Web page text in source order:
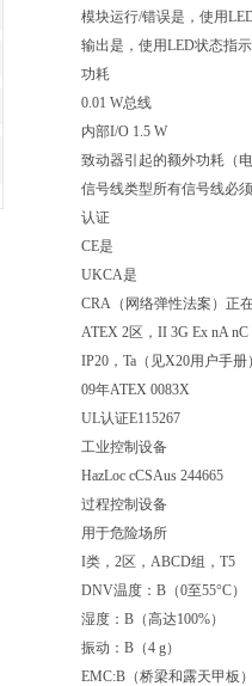
模块运行/错误是，使用
输出是，使用LED状态指
功耗
0.01 W总线
内部I/O 1.5 W
致动器引起的额外功耗（
信号线类型所有信号线必
认证
CE是
UKCA是
CRA（网络弹性法案）正
ATEX 2区，II 3G Ex nA
IP20，Ta（见X20用户手册
09年ATEX 0083X
UL认证E115267
工业控制设备
HazLoc cCSAus 244665
过程控制设备
用于危险场所
I类，2区，ABCD组，T5
DNV温度：B（0至55°C）
湿度：B（高达100%）
振动：B（4 g）
EMC:B（桥梁和露天甲板